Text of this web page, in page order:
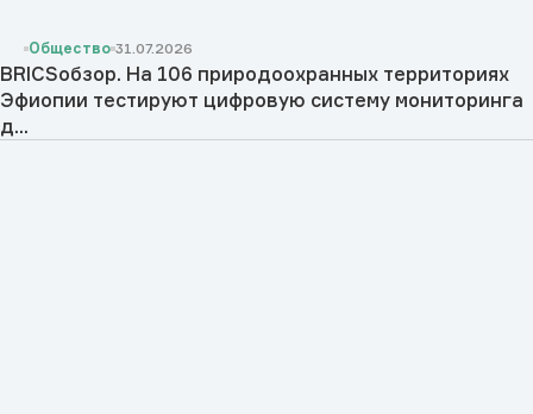
Общество 31.07.2026
BRICSобзор. На 106 природоохранных территориях
Эфиопии тестируют цифровую систему мониторинга
д...